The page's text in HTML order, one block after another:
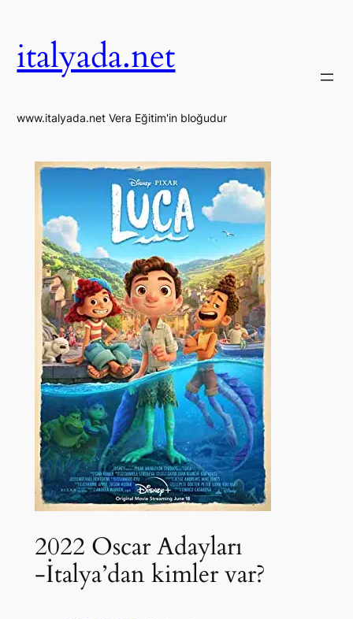
italyada.net
www.italyada.net Vera Eğitim'in bloğudur
2022 Oscar Adayları
-İtalya’dan kimler var?